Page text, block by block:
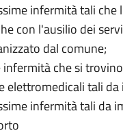
infermità tali
con l'ausilio dei
dal comune;
che si
elettromedicali tali
infermità tali da